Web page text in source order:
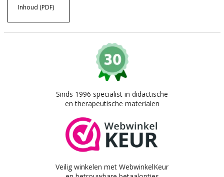
Inhoud (PDF)
Sinds 1996 specialist in didactische
en therapeutische materialen
Veilig winkelen met WebwinkelKeur